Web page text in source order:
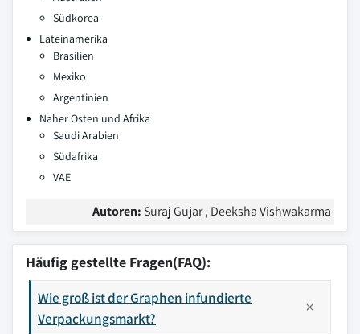
Südkorea
Lateinamerika
Brasilien
Mexiko
Argentinien
Naher Osten und Afrika
Saudi Arabien
Südafrika
VAE
Autoren: Suraj Gujar , Deeksha Vishwakarma
Häufig gestellte Fragen(FAQ):
Wie groß ist der Graphen infundierte
Verpackungsmarkt?